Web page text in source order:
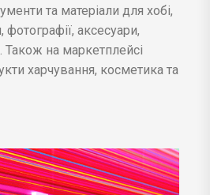
та матеріали для хобі,
фотографії, аксесуари,
Також на маркетплейсі
харчування, косметика та